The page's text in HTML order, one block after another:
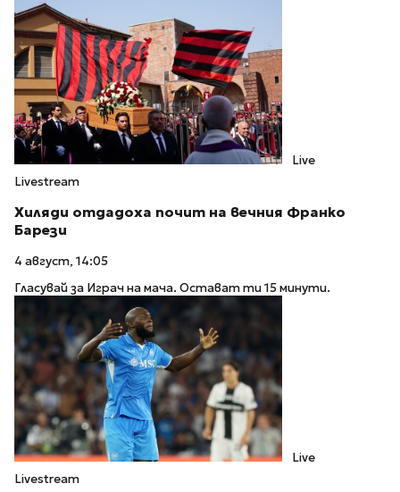
Live
Livestream
Хиляди отдадоха почит на вечния Франко
Барези
4 август, 14:05
Гласувай за Играч на мача. Остават ти 15 минути.
Live
Livestream